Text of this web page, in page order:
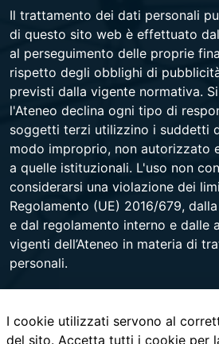
Il trattamento dei dati personali
di questo sito web è effettuato
al perseguimento delle proprie
rispetto degli obblighi di
previsti dalla vigente normativa.
l'Ateneo declina ogni tipo di
soggetti terzi utilizzino i suddetti
modo improprio, non autorizzato
a quelle istituzionali. L'uso non
considerarsi una violazione dei
Regolamento (UE) 2016/679,
e dal regolamento interno e dalle
vigenti dell’Ateneo in materia di
personali.
Università degli Studi di Napoli
Corso Umberto I 40 - 80138
I cookie utilizzati servono al
del sito. Accetta tutti i cookie per